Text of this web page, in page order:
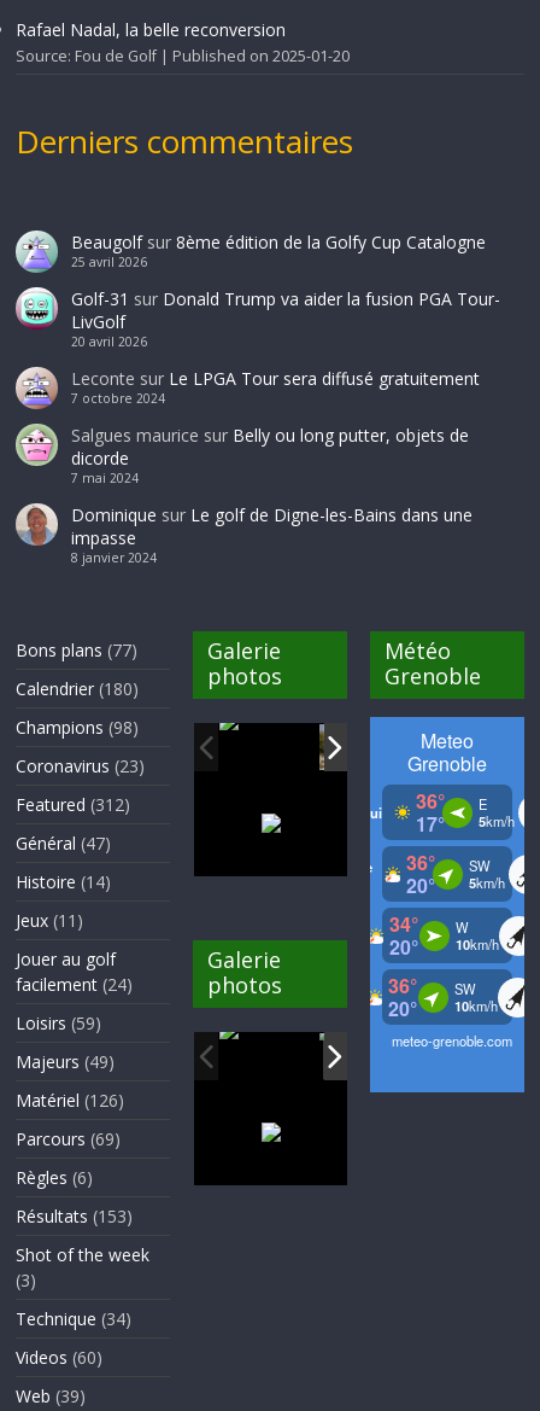
Rafael Nadal, la belle reconversion
Source: Fou de Golf Published on 2025-01-20
Derniers commentaires
Beaugolfsur 8ème édition de la Golfy Cup Catalogne
25 avril 2026
Golf-31 sur Donald Trump va aider la fusion PGA Tour-
LivGolf
20 avril 2026
Leconte sur Le LPGA Tour sera diffusé gratuitement
7 octobre 2024
Salgues maurice sur Belly ou long putter, objets de
dicorde
7 mai 2024
Dominique sur Le golf de Digne-les-Bains dans une
impasse
8 janvier 2024
Bons plans (77)
Calendrier (180)
Champions (98)
Coronavirus (23)
Featured (312)
Général (47)
Histoire (14)
Jeux (11)
Jouer au golf
facilement (24)
Loisirs (59)
Majeurs (49)
Matériel (126)
Parcours (69)
Règles (6)
Résultats (153)
Shot of the week
(3)
Technique (34)
Videos (60)
Web (39)
Galerie
photos
Galerie
photos
Météo
Grenoble